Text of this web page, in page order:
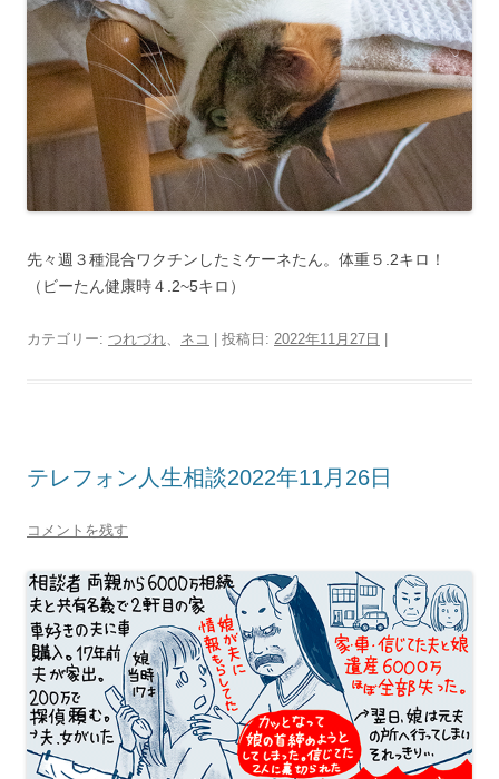
先々週３種混合ワクチンしたミケーネたん。体重５.2キロ！
（ビーたん健康時４.2~5キロ）
カテゴリー: つれづれ ネコ | 投稿日: 2022年11月27日 |
テレフォン人生相談2022年11月26日
コメントを残す